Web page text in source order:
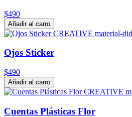
$490
Añadir al carro
Ojos Sticker
$490
Añadir al carro
Cuentas Plásticas Flor